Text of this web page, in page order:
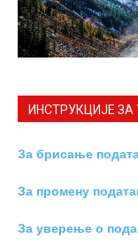
ИНСТРУКЦИЈE
За брисање
За промену
За уверење о